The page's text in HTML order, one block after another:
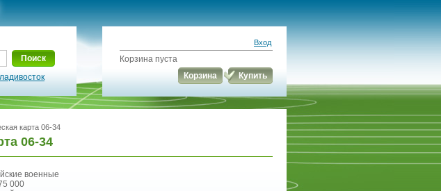
Поиск
Вход
Корзина пуста
Корзина
Купить
карта 06-34
06-34
военные
000